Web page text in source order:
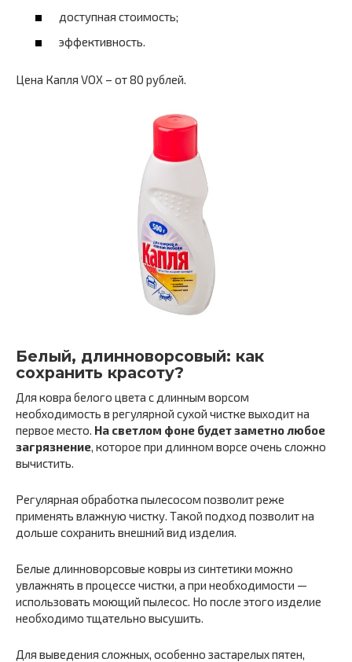
доступная стоимость;
эффективность.
Цена Капля VOX – от 80 рублей.
Белый, длинноворсовый: как
сохранить красоту?
Для ковра белого цвета с длинным ворсом
необходимость в регулярной сухой чистке выходит на
первое место. На светлом фоне будет заметно любое
загрязнение, которое при длинном ворсе очень сложно
вычистить.
Регулярная обработка пылесосом позволит реже
применять влажную чистку. Такой подход позволит на
дольше сохранить внешний вид изделия.
Белые длинноворсовые ковры из синтетики можно
увлажнять в процессе чистки, а при необходимости —
использовать моющий пылесос. Но после этого изделие
необходимо тщательно высушить.
Для выведения сложных, особенно застарелых пятен,